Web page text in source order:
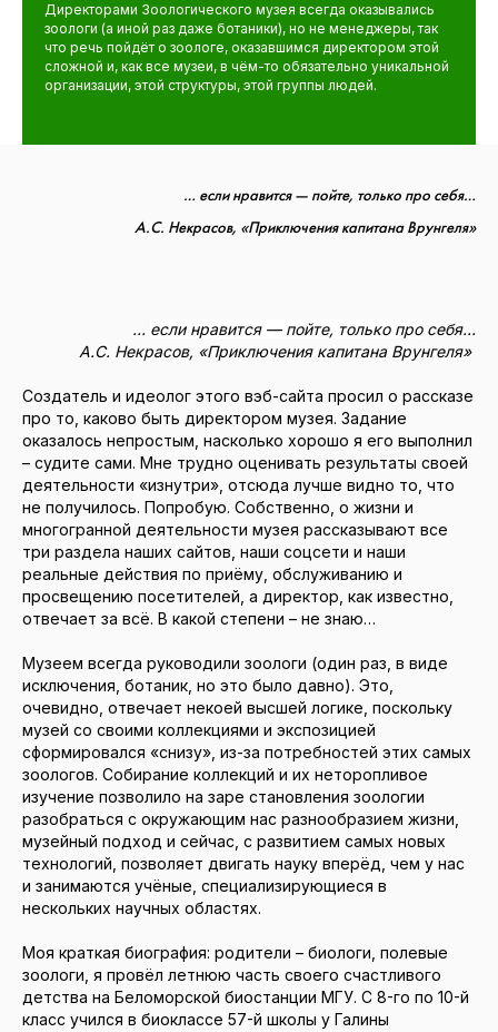
Директорами Зоологического музея всегда оказывались
зоологи (а иной раз даже ботаники), но не менеджеры, так
что речь пойдёт о зоологе, оказавшимся директором этой
сложной и, как все музеи, в чём-то обязательно уникальной
организации, этой структуры, этой группы людей.
… если нравится — пойте, только про себя…
А.С. Некрасов, «Приключения капитана Врунгеля»
… если нравится — пойте, только просебя…
А.С. Некрасов, «Приключения капитана Врунгеля»
Создатель и идеолог этого вэб-сайта просил о рассказе
про то, каково быть директором музея. Задание
оказалось непростым, насколько хорошо я его выполнил
– судите сами. Мне трудно оценивать результаты своей
деятельности «изнутри», отсюда лучше видно то, что
не получилось. Попробую. Собственно, о жизни и
многогранной деятельности музея рассказывают все
три раздела наших сайтов, наши соцсети и наши
реальные действия по приёму, обслуживанию и
просвещению посетителей, а директор, как известно,
отвечает за всё. В какой степени – не знаю…
Музеем всегда руководили зоологи (один раз, в виде
исключения, ботаник, но это было давно). Это,
очевидно, отвечает некоей высшей логике, поскольку
музей со своими коллекциями и экспозицией
сформировался «снизу», из-за потребностей этих самых
зоологов. Собирание коллекций и их неторопливое
изучение позволило на заре становления зоологии
разобраться с окружающим нас разнообразием жизни,
музейный подход и сейчас, с развитием самых новых
технологий, позволяет двигать науку вперёд, чем у нас
и занимаются учёные, специализирующиеся в
нескольких научных областях.
Моя краткая биография: родители – биологи, полевые
зоологи, я провёл летнюю часть своего счастливого
детства на Беломорской биостанции МГУ. С 8-го по 10-й
класс учился в биоклассе 57-й школы у Галины